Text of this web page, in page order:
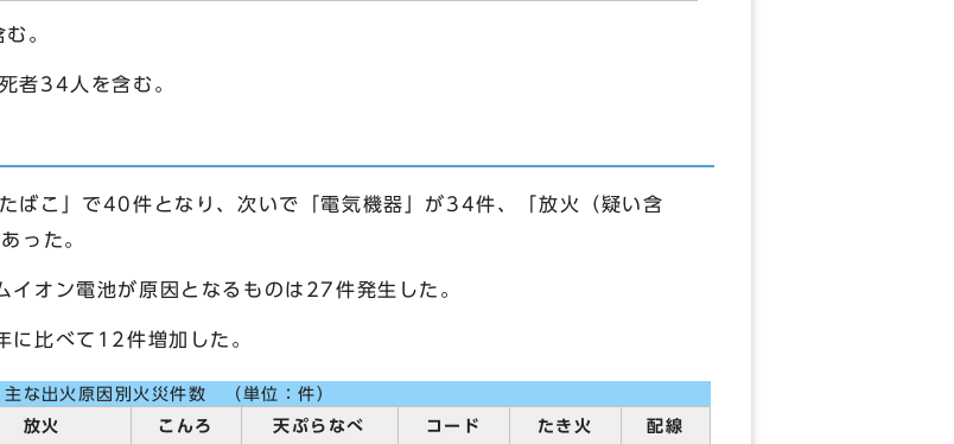
。
者34人を含む。
ばこ」で40件となり、次いで「電気機器」が34件、「放火（疑い含
った。
オン電池が原因となるものは27件発生した。
比べて12件増加した。
主な出火原因別火災件数 （単位：件）
放火
こんろ 天ぷらなべ コード たき火
配線